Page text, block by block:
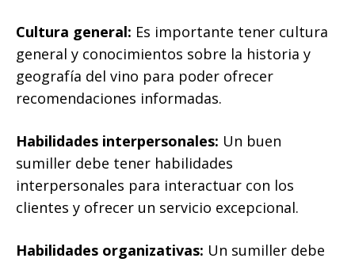
Cultura general: Es importante tener cultura
general y conocimientos sobre la historia y
geografía del vino para poder ofrecer
recomendaciones informadas.
Habilidades interpersonales: Un buen
sumiller debe tener habilidades
interpersonales para interactuar con los
clientes y ofrecer un servicio excepcional.
Habilidades organizativas: Un sumiller debe